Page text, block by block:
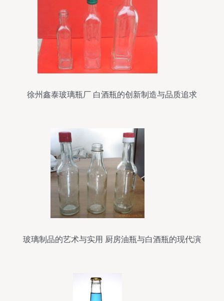
徐州鑫泰玻璃瓶厂 白酒瓶的创新制造与品质追求
玻璃制品的艺术与实用 厨房油瓶与白酒瓶的现代演